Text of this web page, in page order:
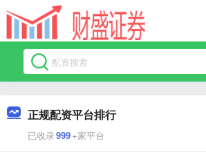
正规配资平台排行
已收录999+家平台